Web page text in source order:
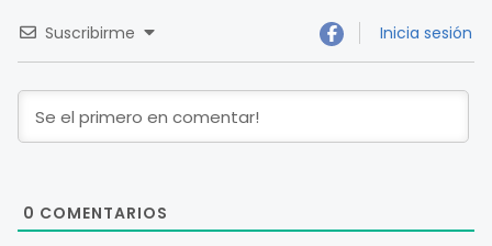
Suscribirme Inicia sesión
0 COMENTARIOS